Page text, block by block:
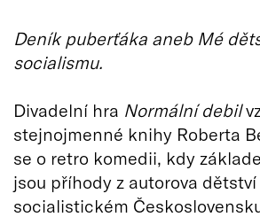
Deník puberťáka aneb Mé
socialismu.
Divadelní hra Normální debil
stejnojmenné knihy Roberta
se o retro komedii, kdy
jsou příhody z autorova
socialistickém